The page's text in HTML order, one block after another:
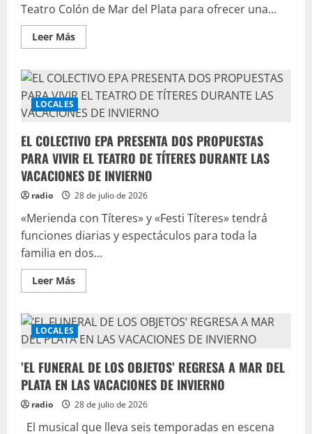
Teatro Colón de Mar del Plata para ofrecer una...
Leer Más
LOCALES
EL COLECTIVO EPA PRESENTA DOS PROPUESTAS
PARA VIVIR EL TEATRO DE TÍTERES DURANTE LAS
VACACIONES DE INVIERNO
radio 28 de julio de 2026
«Merienda con Títeres» y «Festi Títeres» tendrá
funciones diarias y espectáculos para toda la
familia en dos...
Leer Más
LOCALES
’EL FUNERAL DE LOS OBJETOS’ REGRESA A MAR DEL
PLATA EN LAS VACACIONES DE INVIERNO
radio 28 de julio de 2026
El musical que lleva seis temporadas en escena